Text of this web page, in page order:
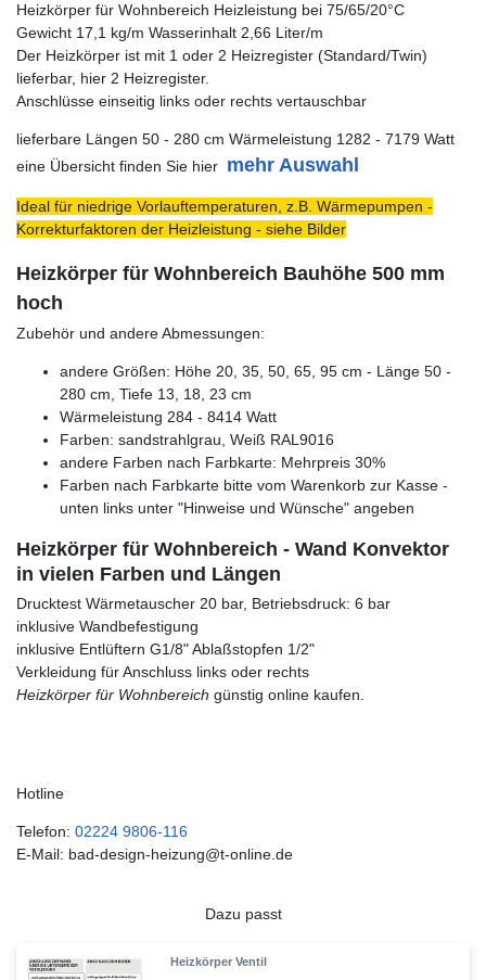
Heizkörper für Wohnbereich Heizleistung bei 75/65/20°C
Gewicht 17,1 kg/m Wasserinhalt 2,66 Liter/m
Der Heizkörper ist mit 1 oder 2 Heizregister (Standard/Twin)
lieferbar, hier 2 Heizregister.
Anschlüsse einseitig links oder rechts vertauschbar
lieferbare Längen 50 - 280 cm Wärmeleistung 1282 - 7179 Watt
eine Übersicht finden Sie hier mehr Auswahl
Ideal für niedrige Vorlauftemperaturen, z.B. Wärmepumpen -
Korrekturfaktoren der Heizleistung - siehe Bilder
Heizkörper für Wohnbereich Bauhöhe 500 mm
hoch
Zubehör und andere Abmessungen:
andere Größen: Höhe 20, 35, 50, 65, 95 cm - Länge 50 -
280 cm, Tiefe 13, 18, 23 cm
Wärmeleistung 284 - 8414 Watt
Farben: sandstrahlgrau, Weiß RAL9016
andere Farben nach Farbkarte: Mehrpreis 30%
Farben nach Farbkarte bitte vom Warenkorb zur Kasse -
unten links unter "Hinweise und Wünsche" angeben
Heizkörper für Wohnbereich - Wand Konvektor
in vielen Farben und Längen
Drucktest Wärmetauscher 20 bar, Betriebsdruck: 6 bar
inklusive Wandbefestigung
inklusive Entlüftern G1/8" Ablaßstopfen 1/2"
Verkleidung für Anschluss links oder rechts
Heizkörper für Wohnbereich günstig online kaufen.
Hotline
Telefon: 02224 9806-116
E-Mail: bad-design-heizung@t-online.de
Dazu passt
Heizkörper Ventil